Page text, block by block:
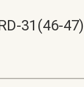
31(46-47)